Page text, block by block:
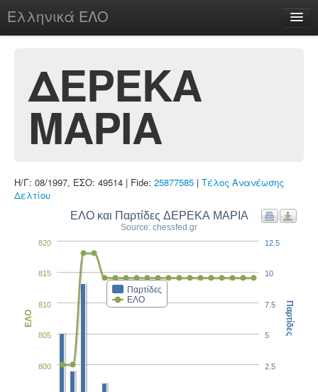
Ελληνικά ΕΛΟ
chesstu.be @ discord
Login
ΔΕΡΕΚΑ
ΜΑΡΙΑ
Η/Γ: 08/1997, ΕΣΟ: 49514 | Fide: 25877585 | Τέλος Ανανέωσης
Δελτίου
ΕΛΟ και Παρτίδες ΔΕΡΕΚΑ ΜΑΡΙΑ
Source: chessfed.gr
Παρτίδες
ΕΛΟ
800
805
810
815
820
ΕΛΟ
2.5
5
7.5
10
12.5
Παρτίδες